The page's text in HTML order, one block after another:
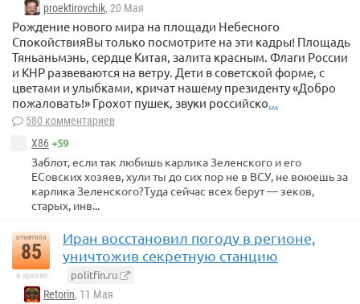
proektirovchik, 20 Мая
Рождение нового мира на площади Небесного
СпокойствияВы только посмотрите на эти кадры! Площадь
Тяньаньмэнь, сердце Китая, залита красным. Флаги России
и КНР развеваются на ветру. Дети в советской форме, с
цветами и улыбками, кричат нашему президенту «Добро
пожаловать!» Грохот пушек, звуки российско...
580 комментариев
X86+59
Заблот, если так любишь карлика Зеленского и его
ЕСовских хозяев, хули ты до сих пор не в ВСУ, не воюешь за
карлика Зеленского?Туда сейчас всех берут — зеков,
старых, инв...
отметили
85
в архиве
Иран восстановил погоду в регионе,
уничтожив секретную станцию
politfin.ru
Retorin, 11 Мая